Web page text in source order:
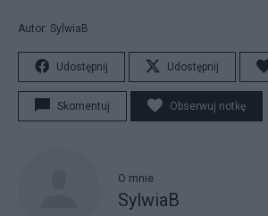
Autor: SylwiaB
Udostępnij Udostępnij
Skomentuj Obserwuj notkę
O mnie
SylwiaB